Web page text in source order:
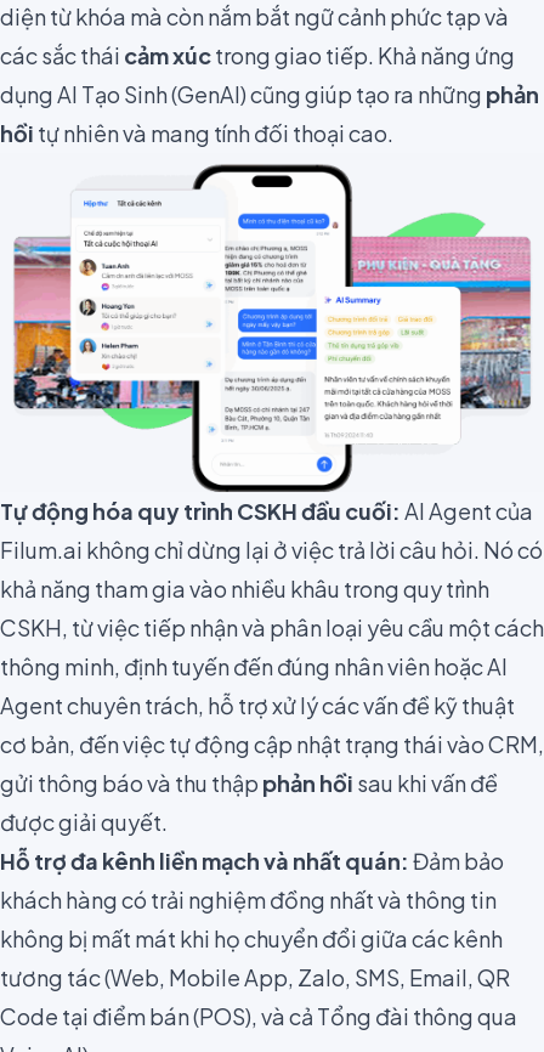
diện từ khóa mà còn nắm bắt ngữ cảnh phức tạp và
các sắc thái cảm xúctrong giao tiếp. Khả năng ứng
dụng AI Tạo Sinh (GenAI) cũng giúp tạo ra những phản
hồi tự nhiên và mang tính đối thoại cao.
Tự động hóa quy trình CSKH đầu cuối: AI Agent của
Filum.ai không chỉ dừng lại ở việc trả lời câu hỏi. Nó có
khả năng tham gia vào nhiều khâu trong quy trình
CSKH, từ việc tiếp nhận và phân loại yêu cầu một cách
thông minh, định tuyến đến đúng nhân viên hoặc AI
Agent chuyên trách, hỗ trợ xử lý các vấn đề kỹ thuật
cơ bản, đến việc tự động cập nhật trạng thái vào CRM,
gửi thông báo và thu thập phản hồi sau khi vấn đề
được giải quyết.
Hỗ trợ đa kênh liền mạch và nhất quán: Đảm bảo
khách hàng có trải nghiệm đồng nhất và thông tin
không bị mất mát khi họ chuyển đổi giữa các kênh
tương tác (Web, Mobile App, Zalo, SMS, Email, QR
Code tại điểm bán (POS), và cả Tổng đài thông qua